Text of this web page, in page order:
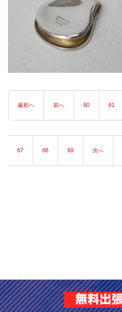
最初へ 前へ 60 61
67 68 69 次へ